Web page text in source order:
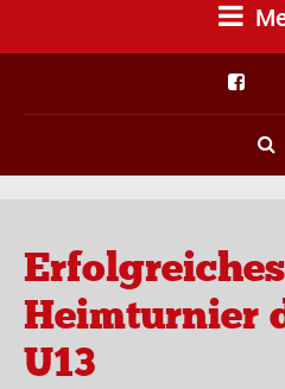
Erfolgreiches
Heimturnier
U13